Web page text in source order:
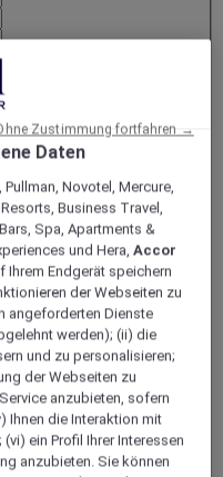
Daten
Novotel, Mercure,
Business Travel,
Spa, Apartments &
und Hera,Accor
Ihrem Endgerät speichern
der Webseiten zu
angeforderten Dienste
werden); (ii) die
und zu personalisieren;
der Webseiten zu
anzubieten, sofern
Ihnen die Interaktion mit
ein Profil Ihrer Interessen
anzubieten. Sie können
Zustimmung fortfahren →